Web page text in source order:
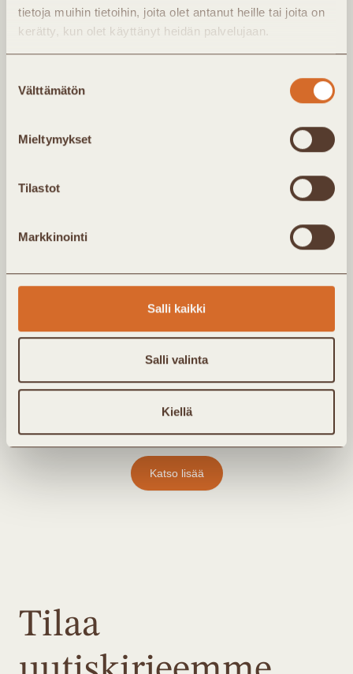
tietoja muihin tietoihin, joita olet antanut heille tai joita on
kerätty, kun olet käyttänyt heidän palvelujaan.
valinta
Välttämätön
Mieltymykset
Tilastot
Markkinointi
Salli kaikki
Salli valinta
Kiellä
energiakriiseistä ja energiatalouden
murroksista?
26/09/2022
Villasukkia ja parempia yöunia
Katso lisää
Tilaa